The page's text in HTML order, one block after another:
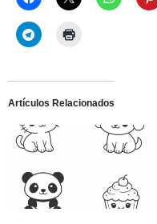
Artículos Relacionados